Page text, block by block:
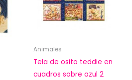
Animales
Tela de osito teddie en
cuadros sobre azul 2